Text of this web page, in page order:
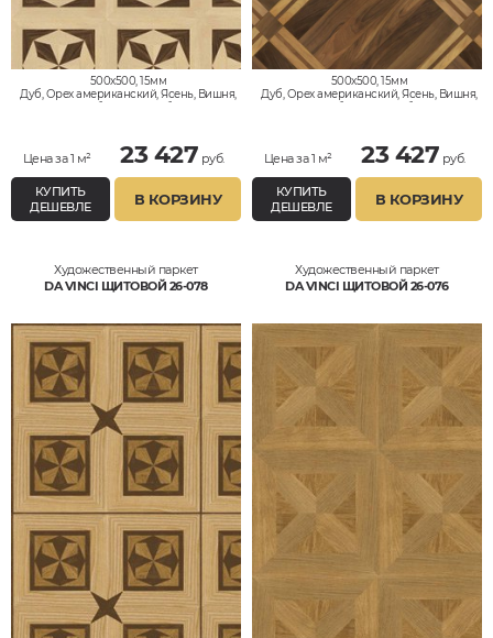
500x500, 15мм
Дуб, Орех американский, Ясень, Вишня,
Цена за 1 м² 23 427 руб.
КУПИТЬ
ДЕШЕВЛЕ
В КОРЗИНУ
500x500, 15мм
Дуб, Орех американский, Ясень, Вишня,
Цена за 1 м² 23 427 руб.
КУПИТЬ
ДЕШЕВЛЕ
В КОРЗИНУ
Художественный паркет
DA VINCI ЩИТОВОЙ 26-078
Художественный паркет
DA VINCI ЩИТОВОЙ 26-076